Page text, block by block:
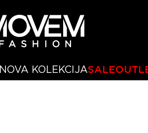
NOVA KOLEKCIJASALE